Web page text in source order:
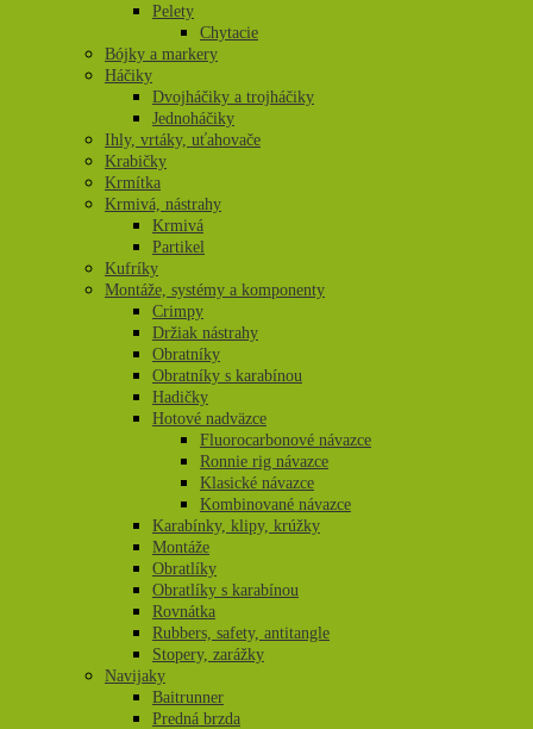
Pelety
Chytacie
Bójky a markery
Háčiky
Dvojháčiky a trojháčiky
Jednoháčiky
Ihly, vrtáky, uťahovače
Krabičky
Krmítka
Krmivá, nástrahy
Krmivá
Partikel
Kufríky
Montáže, systémy a komponenty
Crimpy
Držiak nástrahy
Obratníky
Obratníky s karabínou
Hadičky
Hotové nadväzce
Fluorocarbonové návazce
Ronnie rig návazce
Klasické návazce
Kombinované návazce
Karabínky, klipy, krúžky
Montáže
Obratlíky
Obratlíky s karabínou
Rovnátka
Rubbers, safety, antitangle
Stopery, zarážky
Navijaky
Baitrunner
Predná brzda